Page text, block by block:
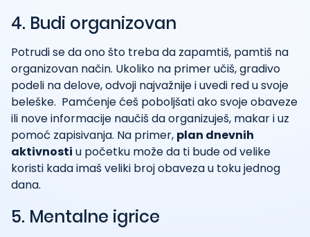
4. Budi organizovan
Potrudi se da ono što treba da zapamtiš, pamtiš na
organizovan način. Ukoliko na primer učiš, gradivo
podeli na delove, odvoji najvažnije i uvedi red u svoje
beleške. Pamćenje ćeš poboljšati ako svoje obaveze
ili nove informacije naučiš da organizuješ, makar i uz
pomoć zapisivanja. Na primer, plan dnevnih
aktivnosti u početku može da ti bude od velike
koristi kada imaš veliki broj obaveza u toku jednog
dana.
5. Mentalne igrice